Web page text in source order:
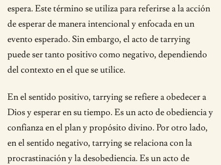
espera. Este término se utiliza para referirse a la acción
de esperar de manera intencional y enfocada en un
evento esperado. Sin embargo, el acto de tarrying
puede ser tanto positivo como negativo, dependiendo
del contexto en el que se utilice.
En el sentido positivo, tarrying se refiere a obedecer a
Dios y esperar en su tiempo. Es un acto de obediencia y
confianza en el plan y propósito divino. Por otro lado,
en el sentido negativo, tarrying se relaciona con la
procrastinación y la desobediencia. Es un acto de